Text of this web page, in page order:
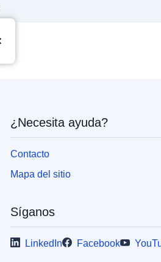
¿Necesita ayuda?
Contacto
Mapa del sitio
Síganos
LinkedIn Facebook